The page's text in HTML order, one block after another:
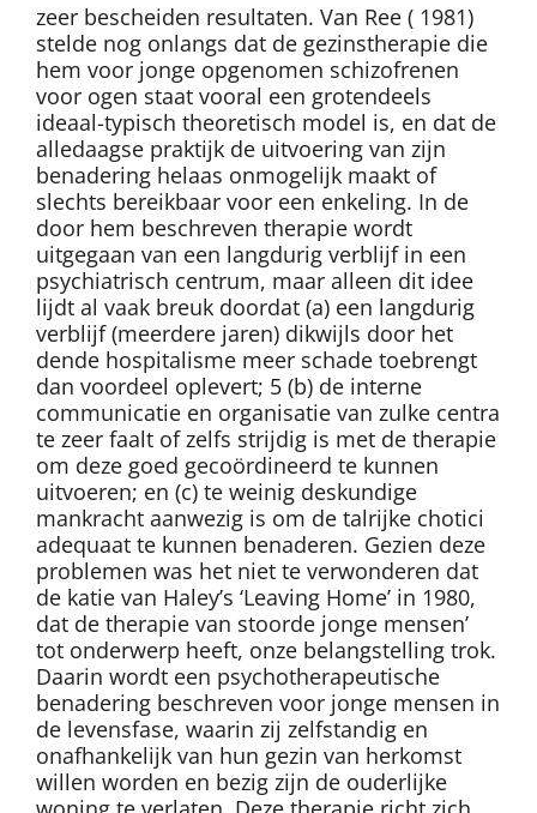
zeer bescheiden resultaten. Van Ree ( 1981)
stelde nog onlangs dat de gezinstherapie die
hem voor jonge opgenomen schizofrenen
voor ogen staat vooral een grotendeels
ideaal-typisch theoretisch model is, en dat de
alledaagse praktijk de uitvoering van zijn
benadering helaas onmogelijk maakt of
slechts bereikbaar voor een enkeling. In de
door hem beschreven therapie wordt
uitgegaan van een langdurig verblijf in een
psychiatrisch centrum, maar alleen dit idee
lijdt al vaak breuk doordat (a) een langdurig
verblijf (meerdere jaren) dikwijls door het
dende hospitalisme meer schade toebrengt
dan voordeel oplevert; 5 (b) de interne
communicatie en organisatie van zulke centra
te zeer faalt of zelfs strijdig is met de therapie
om deze goed gecoördineerd te kunnen
uitvoeren; en (c) te weinig deskundige
mankracht aanwezig is om de talrijke chotici
adequaat te kunnen benaderen. Gezien deze
problemen was het niet te verwonderen dat
de katie van Haley’s ‘Leaving Home’ in 1980,
dat de therapie van stoorde jonge mensen’
tot onderwerp heeft, onze belangstelling trok.
Daarin wordt een psychotherapeutische
benadering beschreven voor jonge mensen in
de levensfase, waarin zij zelfstandig en
onafhankelijk van hun gezin van herkomst
willen worden en bezig zijn de ouderlijke